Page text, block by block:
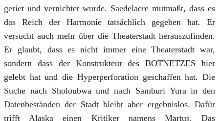
geriet und vernichtet wurde. Saedelaere mutmaßt, dass es
das Reich der Harmonie tatsächlich gegeben hat. Er
versucht auch mehr über die Theaterstadt herauszufinden.
Er glaubt, dass es nicht immer eine Theaterstadt war,
sondern dass der Konstrukteur des BOTNETZES hier
gelebt hat und die Hyperperforation geschaffen hat. Die
Suche nach Sholoubwa und nach Samburi Yura in den
Datenbeständen der Stadt bleibt aber ergebnislos. Dafür
trifft Alaska einen Kritiker namens Martus. Das